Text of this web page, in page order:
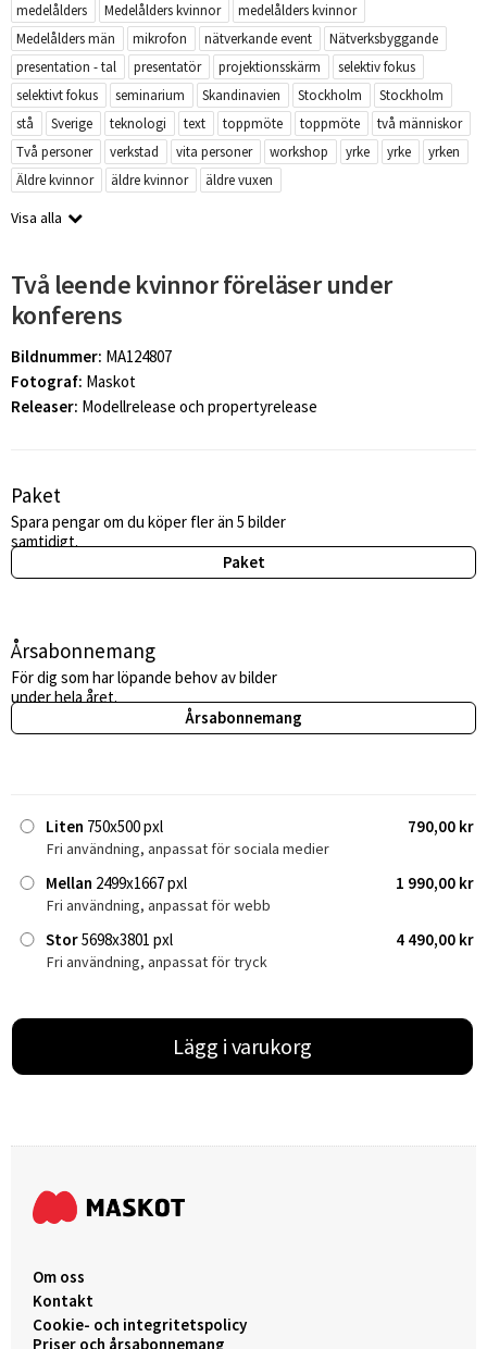
medelålders
Medelålders kvinnor
medelålders kvinnor
Medelålders män
mikrofon nätverkande event
Nätverksbyggande
presentation - tal
presentatör projektionsskärm
selektiv fokus
selektivt fokus
seminarium Skandinavien Stockholm
Stockholm
stå
Sverige teknologi text toppmöte toppmöte
två människor
Två personer
verkstad vita personer workshop yrke yrke
yrken
Äldre kvinnor
äldre kvinnor äldre vuxen
Visa alla
Två leende kvinnor föreläser under
konferens
Bildnummer: MA124807
Fotograf: Maskot
Releaser: Modellrelease och propertyrelease
Paket
Spara pengar om du köper fler än 5 bilder
samtidigt.
Paket
Årsabonnemang
För dig som har löpande behov av bilder
under hela året.
Årsabonnemang
Liten 750x500 pxl 790,00 kr
Fri användning, anpassat för sociala medier
Mellan 2499x1667 pxl 1 990,00 kr
Fri användning, anpassat för webb
Stor5698x3801 pxl 4 490,00 kr
Fri användning, anpassat för tryck
Lägg i varukorg
Om oss
Kontakt
Cookie- och integritetspolicy
Priser och årsabonnemang